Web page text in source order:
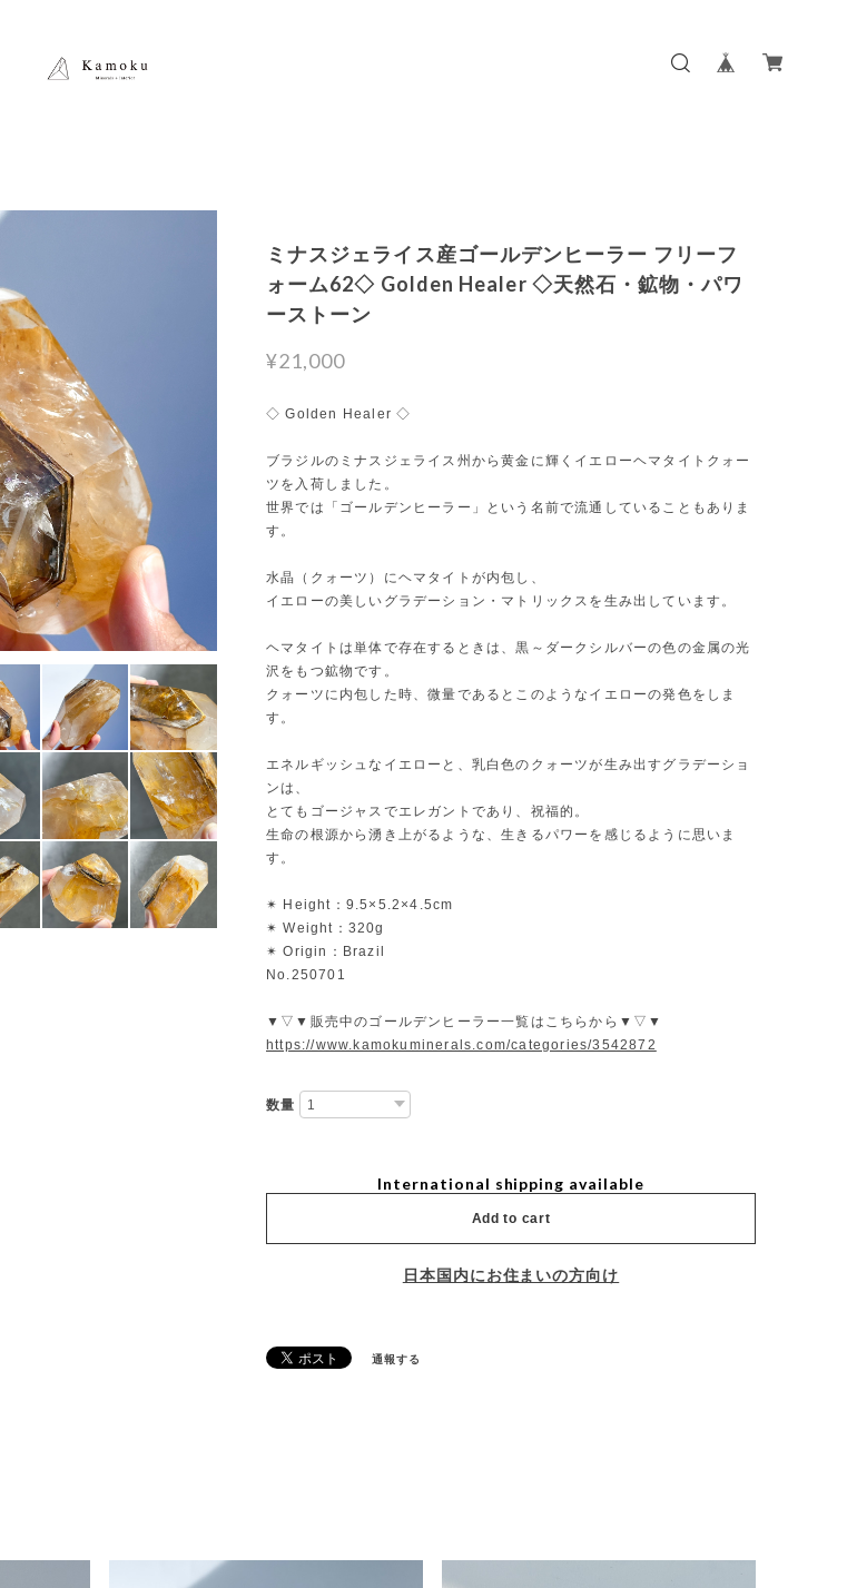
ミナスジェライス産ゴールデンヒーラー フリーフ
ォーム62◇ Golden Healer ◇天然石・鉱物・パワ
ーストーン
¥21,000
◇ Golden Healer ◇
ブラジルのミナスジェライス州から黄金に輝くイエローヘマタイトクォー
ツを入荷しました。
世界では「ゴールデンヒーラー」という名前で流通していることもありま
す。
水晶（クォーツ）にヘマタイトが内包し、
イエローの美しいグラデーション・マトリックスを生み出しています。
ヘマタイトは単体で存在するときは、黒～ダークシルバーの色の金属の光
沢をもつ鉱物です。
クォーツに内包した時、微量であるとこのようなイエローの発色をしま
す。
エネルギッシュなイエローと、乳白色のクォーツが生み出すグラデーショ
ンは、
とてもゴージャスでエレガントであり、祝福的。
生命の根源から湧き上がるような、生きるパワーを感じるように思いま
す。
✴︎ Height：9.5×5.2×4.5cm
✴︎ Weight：320g
✴︎ Origin：Brazil
No.250701
▼▽▼販売中のゴールデンヒーラー一覧はこちらから▼▽▼
https://www.kamokuminerals.com/categories/3542872
数量
International shipping available
Add to cart
日本国内にお住まいの方向け
通報する